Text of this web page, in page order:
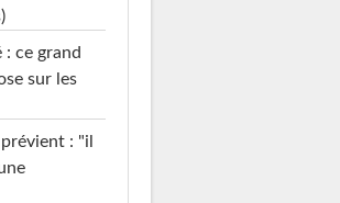
ce grand
sur les
: "il